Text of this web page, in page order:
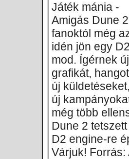
Játék mánia -
Amigás Dune 2
fanoktól még
idén jön egy
mod. Ígérnek új
grafikát,
új
új
még több
Dune 2
D2 engine-re
Várjuk! Forrás: